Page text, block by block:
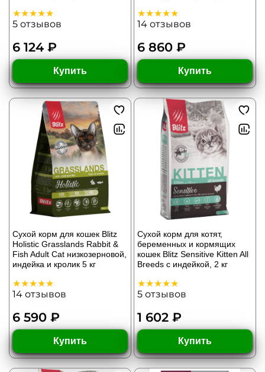
5 отзывов
6 124 ₽
Купить
14 отзывов
6 860 ₽
Купить
Сухой корм для кошек Blitz
Holistic Grasslands Rabbit &
Fish Adult Cat низкозерновой,
индейка и кролик 5 кг
14 отзывов
6 590 ₽
Купить
Сухой корм для котят,
беременных и кормящих
кошек Blitz Sensitive Kitten All
Breeds с индейкой, 2 кг
5 отзывов
1 602 ₽
Купить